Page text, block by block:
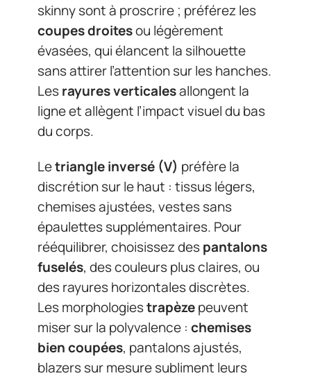
skinny sont à proscrire ; préférez les
coupes droitesou légèrement
évasées, qui élancent la silhouette
sans attirer l’attention sur les hanches.
Lesrayures verticalesallongent la
ligne et allègent l’impact visuel du bas
du corps.
Letriangle inversé (V) préfère la
discrétion sur le haut : tissus légers,
chemises ajustées, vestes sans
épaulettes supplémentaires. Pour
rééquilibrer, choisissez despantalons
fuselés, des couleurs plus claires, ou
des rayures horizontales discrètes.
Les morphologiestrapèzepeuvent
miser sur la polyvalence : chemises
bien coupées, pantalons ajustés,
blazers sur mesure subliment leurs